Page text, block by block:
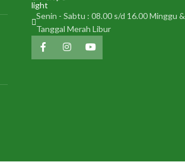
Senin - Sabtu : 08.00 s/d 16.00 Minggu &
Tanggal Merah Libur